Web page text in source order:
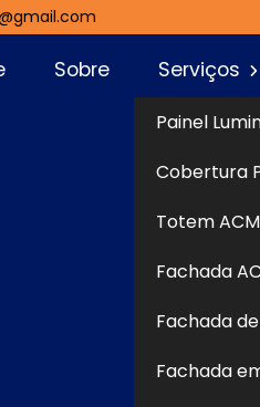
Sobre Serviços
Painel
Cobertura
Totem ACM
Fachada
Fachada
Fachada
para sua empresa,
Visual, uma empresa